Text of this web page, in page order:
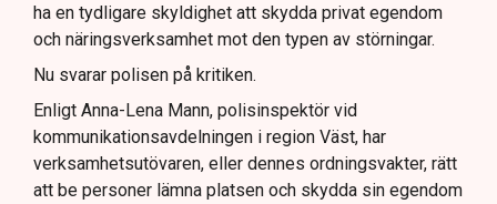
ha en tydligare skyldighet att skydda privat egendom
och näringsverksamhet mot den typen av störningar.
Nu svarar polisen på kritiken.
Enligt Anna-Lena Mann, polisinspektör vid
kommunikationsavdelningen i region Väst, har
verksamhetsutövaren, eller dennes ordningsvakter, rätt
att be personer lämna platsen och skydda sin egendom